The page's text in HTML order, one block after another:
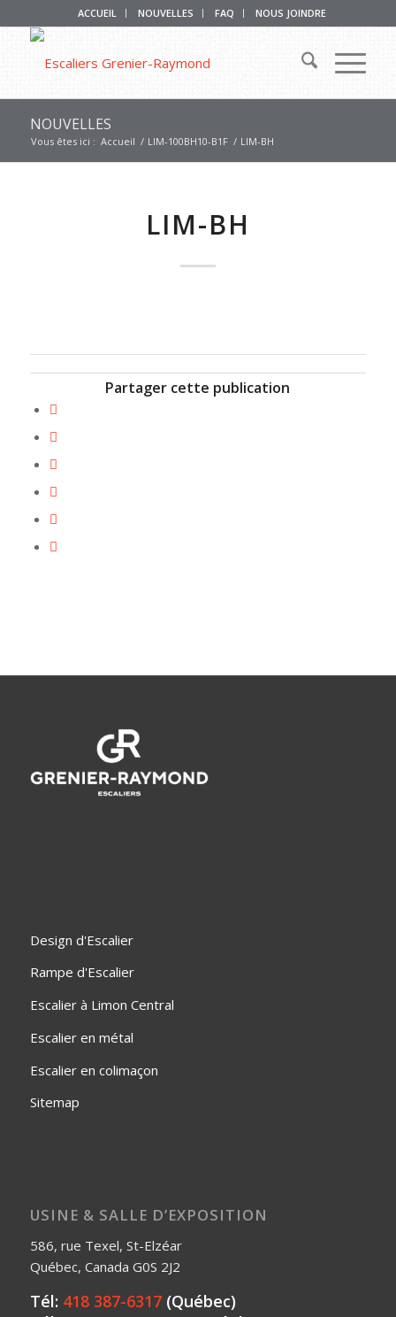
ACCUEIL NOUVELLES FAQ NOUS JOINDRE
NOUVELLES
Vous êtes ici : Accueil / LIM-100BH10-B1F / LIM-BH
LIM-BH
Partager cette publication
Design d'Escalier
Rampe d'Escalier
Escalier à Limon Central
Escalier en métal
Escalier en colimaçon
Sitemap
USINE & SALLE D’EXPOSITION
586, rue Texel, St-Elzéar
Québec, Canada G0S 2J2
Tél: 418 387-6317(Québec)